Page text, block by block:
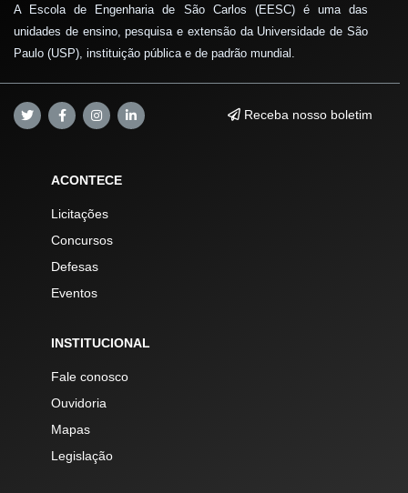
A Escola de Engenharia de São Carlos (EESC) é uma das
unidades de ensino, pesquisa e extensão da Universidade de São
Paulo (USP), instituição pública e de padrão mundial.
Receba nosso boletim
ACONTECE
Licitações
Concursos
Defesas
Eventos
INSTITUCIONAL
Fale conosco
Ouvidoria
Mapas
Legislação